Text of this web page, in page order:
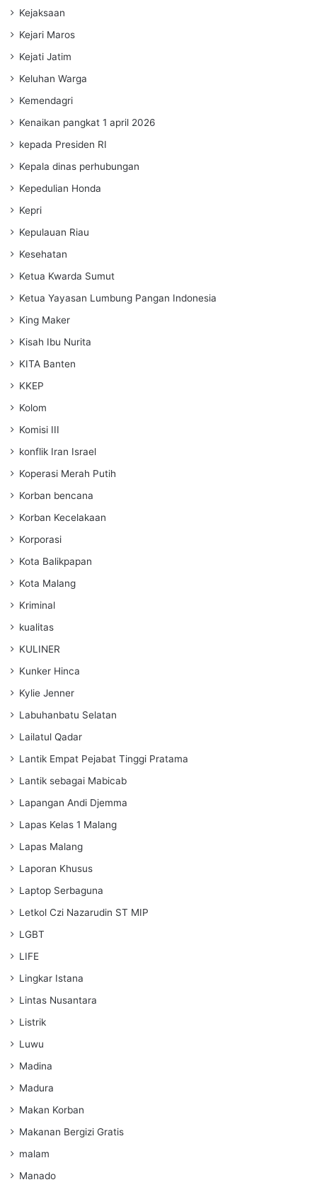
Kejaksaan
Kejari Maros
Kejati Jatim
Keluhan Warga
Kemendagri
Kenaikan pangkat 1 april 2026
kepada Presiden RI
Kepala dinas perhubungan
Kepedulian Honda
Kepri
Kepulauan Riau
Kesehatan
Ketua Kwarda Sumut
Ketua Yayasan Lumbung Pangan Indonesia
King Maker
Kisah Ibu Nurita
KITA Banten
KKEP
Kolom
Komisi III
konflik Iran Israel
Koperasi Merah Putih
Korban bencana
Korban Kecelakaan
Korporasi
Kota Balikpapan
Kota Malang
Kriminal
kualitas
KULINER
Kunker Hinca
Kylie Jenner
Labuhanbatu Selatan
Lailatul Qadar
Lantik Empat Pejabat Tinggi Pratama
Lantik sebagai Mabicab
Lapangan Andi Djemma
Lapas Kelas 1 Malang
Lapas Malang
Laporan Khusus
Laptop Serbaguna
Letkol Czi Nazarudin ST MIP
LGBT
LIFE
Lingkar Istana
Lintas Nusantara
Listrik
Luwu
Madina
Madura
Makan Korban
Makanan Bergizi Gratis
malam
Manado